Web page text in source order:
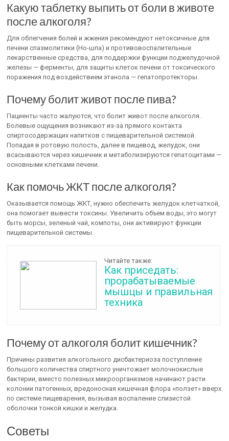
Какую таблетку выпить от боли в животе
после алкоголя?
Для облегчения болей и жжения рекомендуют нетоксичные для
печени спазмолитики (Но-шпа) и противовоспалительные
лекарственные средства, для поддержки функции поджелудочной
железы — ферменты, для защиты клеток печени от токсического
поражения под воздействием этанола — гепатопротекторы.
Почему болит живот после пива?
Пациенты часто жалуются, что болит живот после алкоголя.
Болевые ощущения возникают из-за прямого контакта
спиртосодержащих напитков с пищеварительной системой.
Попадая в ротовую полость, далее в пищевод, желудок, они
всасываются через кишечник и метаболизируются гепатоцитами —
основными клетками печени.
Как помочь ЖКТ после алкоголя?
Оказывается помощь ЖКТ, нужно обеспечить желудок клетчаткой,
она помогает вывести токсины. Увеличить объем воды, это могут
быть морсы, зеленый чай, компоты, они активируют функции
пищеварительной системы.
Читайте также:
Как приседать:
прорабатываемые
мышцы и правильная
техника
Почему от алкоголя болит кишечник?
Причины развития алкогольного дисбактериоза поступление
большого количества спиртного уничтожает молочнокислые
бактерии, вместо полезных микроорганизмов начинают расти
колонии патогенных, вредоносная кишечная флора «ползет» вверх
по системе пищеварения, вызывая воспаление слизистой
оболочки тонкой кишки и желудка.
Советы